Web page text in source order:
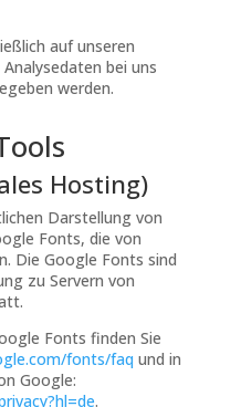
auf unseren
bei uns
werden.
Hosting)
Darstellung von
Fonts, die von
Die Google Fonts sind
zu Servern von
Fonts finden Sie
fonts/faq und in
Google:
.